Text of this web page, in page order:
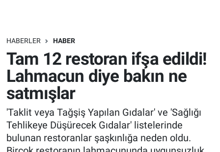
HABERLER HABER
Tam 12 restoran ifşa edildi!
Lahmacun diye bakın ne
satmışlar
'Taklit veya Tağşiş Yapılan Gıdalar' ve 'Sağlığı
Tehlikeye Düşürecek Gıdalar' listelerinde
bulunan restoranlar şaşkınlığa neden oldu.
Bilim turu
Bilim ve Teknoloji Evreni
Doğa Konuşuyor
Dünya
Ege Saati
Dünya
Teknoloji
Sağlık
Spor
Yayın Akışı
Trafik Durumu
Süper Lig Puan Durumu ve Fikstür
Tüm Manşetler
Son Dakika Haberleri
Haber Arşivi